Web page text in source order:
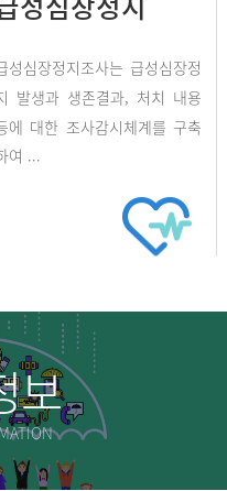
성심장정지조사는 급성심장정
발생과 생존결과, 처치 내용
에 대한 조사감시체계를 구축
여 ...
보